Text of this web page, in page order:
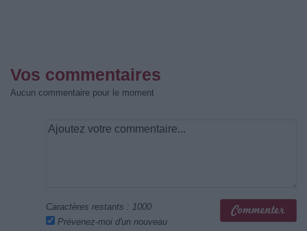
Vos commentaires
Aucun commentaire pour le moment
Caractères restants : 1000
Prévenez-moi d'un nouveau